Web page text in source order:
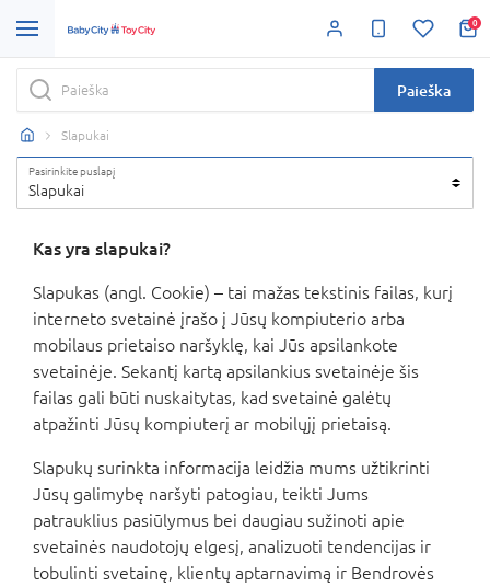
0
Paieška
Slapukai
Pasirinkite puslapį
Slapukai
Kas yra slapukai?
Slapukas (angl. Cookie) – tai mažas tekstinis failas, kurį
interneto svetainė įrašo į Jūsų kompiuterio arba
mobilaus prietaiso naršyklę, kai Jūs apsilankote
svetainėje. Sekantį kartą apsilankius svetainėje šis
failas gali būti nuskaitytas, kad svetainė galėtų
atpažinti Jūsų kompiuterį ar mobilųjį prietaisą.
Slapukų surinkta informacija leidžia mums užtikrinti
Jūsų galimybę naršyti patogiau, teikti Jums
patrauklius pasiūlymus bei daugiau sužinoti apie
svetainės naudotojų elgesį, analizuoti tendencijas ir
tobulinti svetainę, klientų aptarnavimą ir Bendrovės